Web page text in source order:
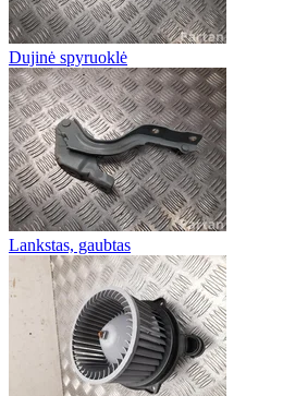
Dujinė spyruoklė
Lankstas, gaubtas